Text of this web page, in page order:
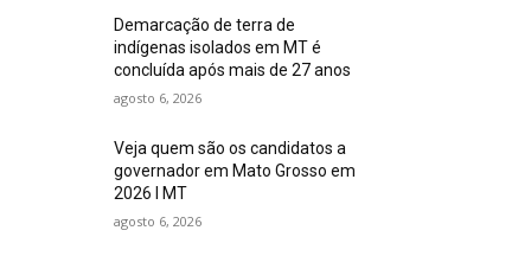
Demarcação de terra de
indígenas isolados em MT é
concluída após mais de 27 anos
agosto 6, 2026
Veja quem são os candidatos a
governador em Mato Grosso em
2026 I MT
agosto 6, 2026